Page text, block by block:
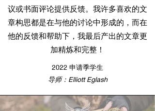
议或书面评论提供反馈。我许多喜欢的文
章构思都是在与他的讨论中形成的，而在
他的反馈和帮助下，我最后产出的文章更
加精炼和完整！
2022 申请季学生
导师：Elliott Eglash